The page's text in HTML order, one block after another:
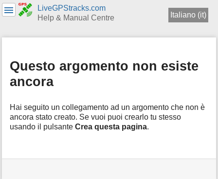
LiveGPStracks.com
Help & Manual Centre
Italiano (it)
Questo argomento non esiste
ancora
Hai seguito un collegamento ad un argomento che non è
ancora stato creato. Se vuoi puoi crearlo tu stesso
usando il pulsanteCrea questa pagina.